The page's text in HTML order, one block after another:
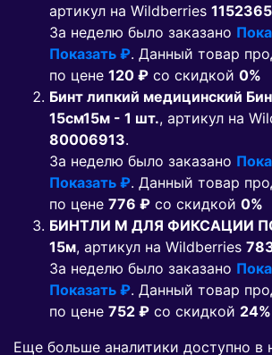
артикул на Wildberries
За неделю было заказано
Показать ₽. Данный товар
по цене 120 ₽ co скидкой 0%
Бинт липкий медицинский
15см15м - 1 шт., артикул на
80006913.
За неделю было заказано
Показать ₽. Данный товар
по цене 776 ₽ co скидкой 0%
БИНТЛИ М ДЛЯ ФИКСАЦИИ
15м, артикул на Wildberries
За неделю было заказано
Показать ₽. Данный товар
по цене 752 ₽ co скидкой 24%
Еще больше аналитики доступно в